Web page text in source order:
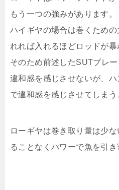
もう一つの強みがあります。
ハイギヤの場合は巻くため
れれば入れるほどロッドが暴
そのため前述したSUTブレ
違和感を感じさせないが、
で違和感を感じさせてしまう
ローギヤは巻き取り量は少
ることなくパワーで魚を引き